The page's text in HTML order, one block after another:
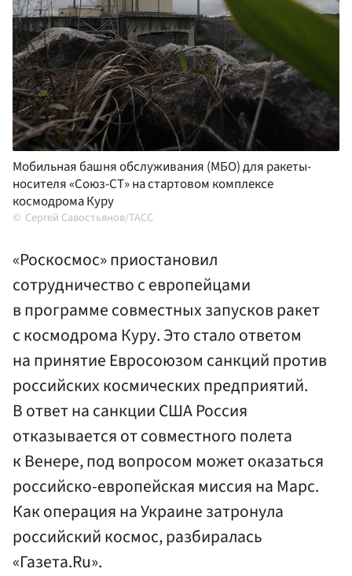
Мобильная башня обслуживания (МБО) для ракеты-
носителя «Союз-СТ» на стартовом комплексе
космодрома Куру
Сергей Савостьянов/ТАСС
«Роскосмос» приостановил
сотрудничество с европейцами
в программе совместных запусков ракет
с космодрома Куру. Это стало ответом
на принятие Евросоюзом санкций против
российских космических предприятий.
В ответ на санкции США Россия
отказывается от совместного полета
к Венере, под вопросом может оказаться
российско-европейская миссия на Марс.
Как операция на Украине затронула
российский космос, разбиралась
«Газета.Ru».